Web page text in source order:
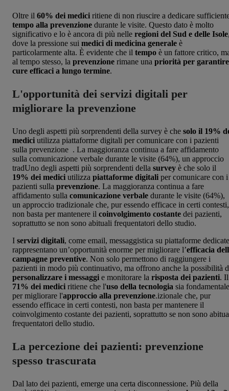
Oltre il 60% dei medici ritiene di non riuscire a dedicare
tempo alla prevenzione durante le visite. Questo dato è molto
significativo e lo è ancora di più nelle regioni del Sud e delle Isole
dove la pressione sui medici di medicina generale è
particolarmente alta. È evidente che il tempo è un fattore critico,
al tempo stesso, la prevenzione rimane una priorità per garantire
cure efficaci a lungo termine.
L'opportunità dei servizi digitali per
migliorare la prevenzione
Uno degli aspetti più sorprendenti della survey è che solo il 19%
medici utilizza piattaforme digitali per comunicare con i pazienti
sulla prevenzione ​ . La maggioranza continua a fare affidamento
sulla comunicazione verbale durante le visite (64%), un approccio
tradUno degli aspetti più sorprendenti della survey è che solo il
19% dei medici utilizza piattaforme digitali per comunicare con i
pazienti sulla prevenzione. La maggioranza continua a fare
affidamento sulla comunicazione verbale durante le visite (64%),
un approccio tradizionale che, pur essendo efficace in certi contesti,
non basta per mantenere il coinvolgimento costante dei pazienti,
soprattutto se non sono abituali frequentatori dello studio.
I servizi digitali, come email, messaggistica su piattaforme
rappresentano un’opportunità enorme per migliorare l’efficacia
campagne preventive. Non solo permettono di raggiungere i
pazienti in modo più continuativo, ma offrono anche la possibilità
personalizzare i messaggi e monitorare la risposta dei pazienti. Il
71% dei medici ritiene che l'uso della tecnologia sia fondamentale
per migliorare l'approccio alla prevenzione.izionale che, pur
essendo efficace in certi contesti, non basta per mantenere il
coinvolgimento costante dei pazienti, soprattutto se non sono
frequentatori dello studio.
La percezione dei pazienti: prevenzione
spesso trascurata
Dal lato dei pazienti, emerge una certa disconnessione. Più della